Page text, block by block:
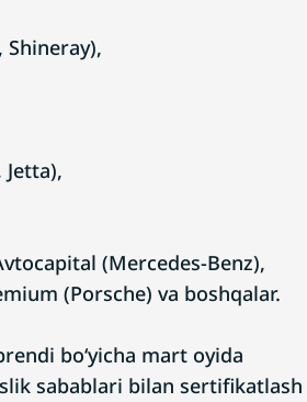
(Mercedes-Benz),
(Porsche) va boshqalar.
bo‘yicha mart oyida
sabablari bilan sertifikatlash